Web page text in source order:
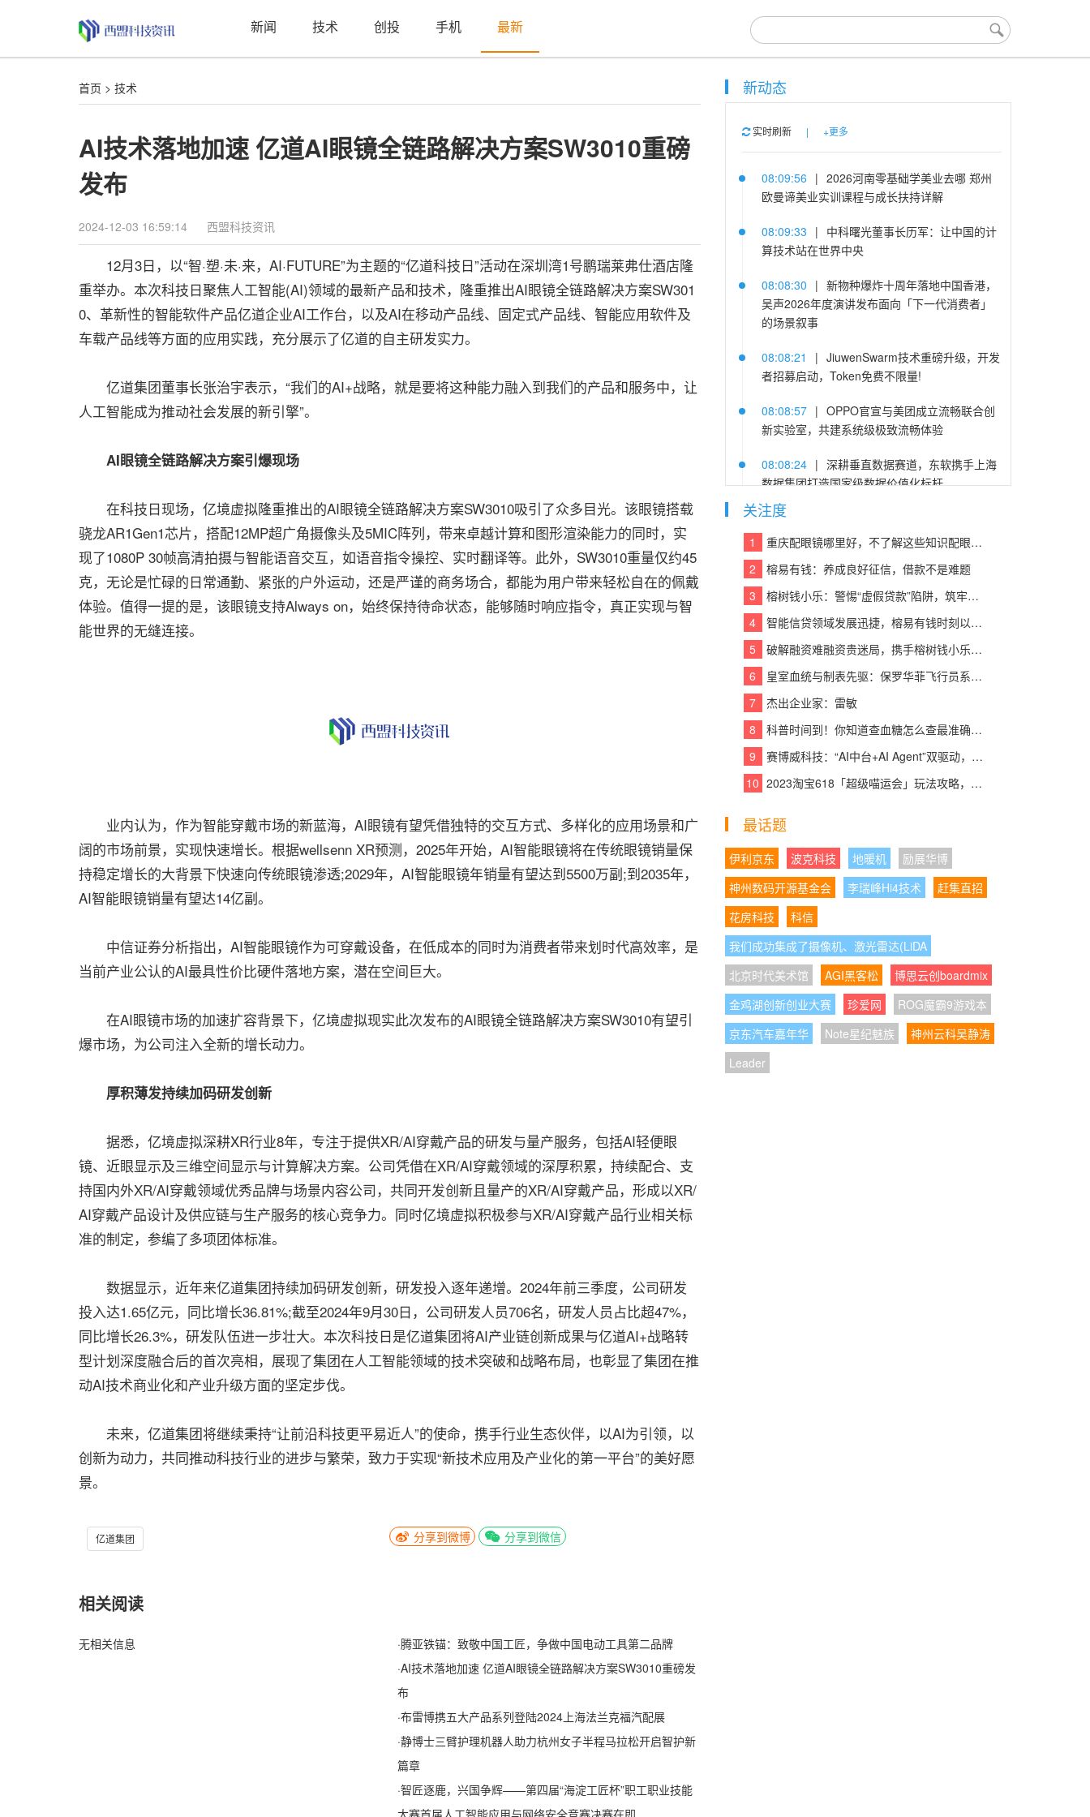
新闻 技术 创投 手机 最新
首页 > 技术
AI技术落地加速 亿道AI眼镜全链路解决方案SW3010重磅
发布
2024-12-03 16:59:14 西盟科技资讯
12月3日，以“智·塑·未·来，AI·FUTURE”为主题的“亿道科技日”活动在深圳湾1号鹏瑞莱弗仕酒店隆
重举办。本次科技日聚焦人工智能(AI)领域的最新产品和技术，隆重推出AI眼镜全链路解决方案SW301
0、革新性的智能软件产品亿道企业AI工作台，以及AI在移动产品线、固定式产品线、智能应用软件及
车载产品线等方面的应用实践，充分展示了亿道的自主研发实力。
亿道集团董事长张治宇表示，“我们的AI+战略，就是要将这种能力融入到我们的产品和服务中，让
人工智能成为推动社会发展的新引擎”。
AI眼镜全链路解决方案引爆现场
在科技日现场，亿境虚拟隆重推出的AI眼镜全链路解决方案SW3010吸引了众多目光。该眼镜搭载
骁龙AR1Gen1芯片，搭配12MP超广角摄像头及5MIC阵列，带来卓越计算和图形渲染能力的同时，实
现了1080P 30帧高清拍摄与智能语音交互，如语音指令操控、实时翻译等。此外，SW3010重量仅约45
克，无论是忙碌的日常通勤、紧张的户外运动，还是严谨的商务场合，都能为用户带来轻松自在的佩戴
体验。值得一提的是，该眼镜支持Always on，始终保持待命状态，能够随时响应指令，真正实现与智
能世界的无缝连接。
业内认为，作为智能穿戴市场的新蓝海，AI眼镜有望凭借独特的交互方式、多样化的应用场景和广
阔的市场前景，实现快速增长。根据wellsenn XR预测，2025年开始，AI智能眼镜将在传统眼镜销量保
持稳定增长的大背景下快速向传统眼镜渗透;2029年，AI智能眼镜年销量有望达到5500万副;到2035年，
AI智能眼镜销量有望达14亿副。
中信证券分析指出，AI智能眼镜作为可穿戴设备，在低成本的同时为消费者带来划时代高效率，是
当前产业公认的AI最具性价比硬件落地方案，潜在空间巨大。
在AI眼镜市场的加速扩容背景下，亿境虚拟现实此次发布的AI眼镜全链路解决方案SW3010有望引
爆市场，为公司注入全新的增长动力。
厚积薄发持续加码研发创新
据悉，亿境虚拟深耕XR行业8年，专注于提供XR/AI穿戴产品的研发与量产服务，包括AI轻便眼
镜、近眼显示及三维空间显示与计算解决方案。公司凭借在XR/AI穿戴领域的深厚积累，持续配合、支
持国内外XR/AI穿戴领域优秀品牌与场景内容公司，共同开发创新且量产的XR/AI穿戴产品，形成以XR/
AI穿戴产品设计及供应链与生产服务的核心竞争力。同时亿境虚拟积极参与XR/AI穿戴产品行业相关标
准的制定，参编了多项团体标准。
数据显示，近年来亿道集团持续加码研发创新，研发投入逐年递增。2024年前三季度，公司研发
投入达1.65亿元，同比增长36.81%;截至2024年9月30日，公司研发人员706名，研发人员占比超47%，
同比增长26.3%，研发队伍进一步壮大。本次科技日是亿道集团将AI产业链创新成果与亿道AI+战略转
型计划深度融合后的首次亮相，展现了集团在人工智能领域的技术突破和战略布局，也彰显了集团在推
动AI技术商业化和产业升级方面的坚定步伐。
未来，亿道集团将继续秉持“让前沿科技更平易近人”的使命，携手行业生态伙伴，以AI为引领，以
创新为动力，共同推动科技行业的进步与繁荣，致力于实现“新技术应用及产业化的第一平台”的美好愿
景。
亿道集团 分享到微博 分享到微信
相关阅读
无相关信息 ·腾亚铁锚：致敬中国工匠，争做中国电动工具第二品牌
·AI技术落地加速 亿道AI眼镜全链路解决方案SW3010重磅发
布
·布雷博携五大产品系列登陆2024上海法兰克福汽配展
·静博士三臂护理机器人助力杭州女子半程马拉松开启智护新
篇章
·智匠逐鹿，兴国争辉——第四届“海淀工匠杯”职工职业技能
大赛首届人工智能应用与网络安全竞赛决赛在即
新动态
实时刷新 | +更多
08:09:56 | ​2026河南零基础学美业去哪 郑州
欧曼谛美业实训课程与成长扶持详解
08:09:33 | 中科曙光董事长历军：让中国的计
算技术站在世界中央
08:08:30 | 新物种爆炸十周年落地中国香港，
吴声2026年度演讲发布面向「下一代消费者」
的场景叙事
08:08:21 | JiuwenSwarm技术重磅升级，开发
者招募启动，Token免费不限量!
08:08:57 | OPPO官宣与美团成立流畅联合创
新实验室，共建系统级极致流畅体验
08:08:24 | 深耕垂直数据赛道，东软携手上海
数据集团打造国家级数据价值化标杆
08:08:50
电源：为发烧级主机与本地AI算力打造旗舰供电
方案
08:08:32 | 把产品、工艺、案例沉淀为数字资
产：向量纪元内容资产建设介绍
08:08:12 | 2026 家用脱毛答疑：残留毛茬会
伤肤、没效果？正确操作一次性讲清
08:08:38 | 十八年，蒙娜丽莎微笑节一直在每
个“家”的故事里
08:08:10 | Seedance 2.5首发体验入口来了，
PixPix把AI视频价格打到4.6折
YZCX.com，加速迈向物理AI智造引擎
08:08:55 | 极氪7X 105km/h后碰拆车验证，金
砖电池经得起“甄”考验
08:07:42 |
部企业筑壁垒，产品线加速细分化
08:07:01
库存周期缩短一半，厨房家居头部
电商品牌用WPS Comate重构经营流程
08:07:43 | 首个参与宇航标准制定的冰箱企
业，美的冰箱有哪些技术硬实力
08:07:10
关注度
1
重庆配眼镜哪里好，不了解这些知识配眼镜会被坑！
2
榕易有钱：养成良好征信，借款不是难题
3
榕树钱小乐：警惕“虚假贷款”陷阱，筑牢反诈“防火墙”
4
智能信贷领域发展迅捷，榕易有钱时刻以客户为中心，回报每一份信任
5
破解融资难融资贵迷局，携手榕树钱小乐，让贷款成功触手可及
6
皇室血统与制表先驱：保罗华菲飞行员系列与百达翡丽Calatrava的百年对话
7
杰出企业家：雷敏
8
科普时间到！你知道查血糖怎么查最准确吗？
9
赛博威科技：“AI中台+AI Agent”双驱动，【CYBER AI】智赋打造企业级AI大脑
10 2023淘宝618「超级喵运会」玩法攻略，领喵币升级猫猫瓜分5亿，附618红包口
最话题
伊利京东 波克科技 地暖机
励展华博
神州数码开源基金会
李瑞峰Hi4技术
赶集直招
花房科技
科信
我们成功集成了摄像机、激光雷达(LiDA
北京时代美术馆
AGI黑客松
博思云创boardmix
金鸡湖创新创业大赛
珍爱网
ROG魔霸9游戏本
京东汽车嘉年华
Note星纪魅族
神州云科吴静涛
Leader